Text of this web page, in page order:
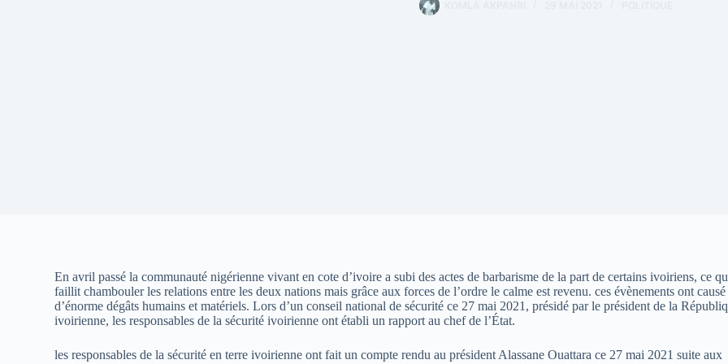
En avril passé la communauté nigérienne vivant en cote d’ivoire a subi des actes de barbarisme de la part de certains ivoiriens, ce
faillit chambouler les relations entre les deux nations mais grâce aux forces de l’ordre le calme est revenu. ces évènements ont causé
d’énorme dégâts humains et matériels. Lors d’un conseil national de sécurité ce 27 mai 2021, présidé par le président de la
ivoirienne, les responsables de la sécurité ivoirienne ont établi un rapport au chef de l’État.
les responsables de la sécurité en terre ivoirienne ont fait un compte rendu au président Alassane Ouattara ce 27 mai 2021 suite aux